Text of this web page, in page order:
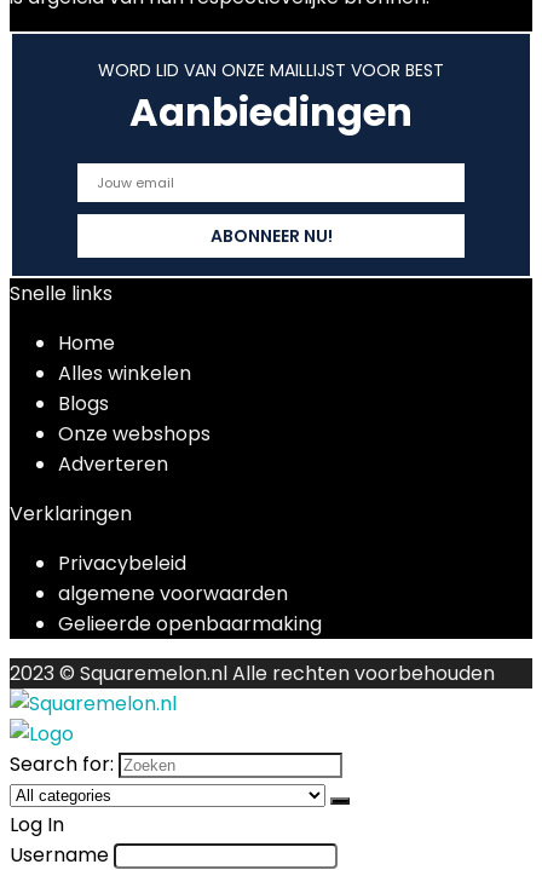
WORD LID VAN ONZE MAILLIJST VOOR BEST
Aanbiedingen
Snelle links
Home
Alles winkelen
Blogs
Onze webshops
Adverteren
Verklaringen
Privacybeleid
algemene voorwaarden
Gelieerde openbaarmaking
2023 © Squaremelon.nl Alle rechten voorbehouden
Search for:
Log In
Username